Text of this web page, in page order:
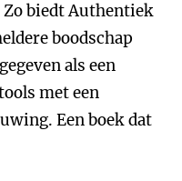
biedt Authentiek
boodschap
als een
met een
Een boek dat